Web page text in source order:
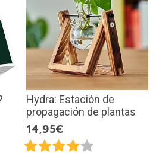
Hydra: Estación de
propagación de plantas
14,95€